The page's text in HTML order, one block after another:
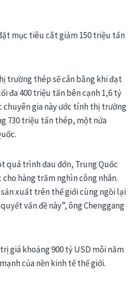
mục tiêu cắt giảm 150 triệu tấn
trường thép sẽ cân bằng khi đạt
đa 400 triệu tấn bên cạnh 1,6 tỷ
chuyên gia này ước tính thị trường
730 triệu tấn thép, một nửa
quá trình đau đớn, Trung Quốc
hàng trăm nghìn công nhân.
xuất trên thế giới cùng ngồi lại
vấn đề này”, ông Chenggang
giá khoảng 900 tỷ USD mỗi năm
của nền kinh tế thế giới.